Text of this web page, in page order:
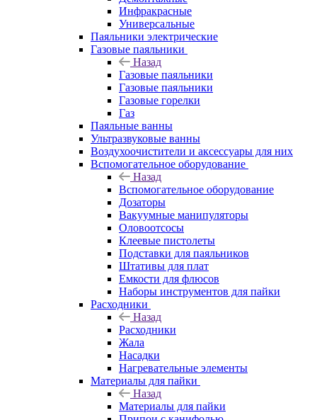
Инфракрасные
Универсальные
Паяльники электрические
Газовые паяльники
Назад
Газовые паяльники
Газовые паяльники
Газовые горелки
Газ
Паяльные ванны
Ультразвуковые ванны
Воздухоочистители и аксессуары для них
Вспомогательное оборудование
Назад
Вспомогательное оборудование
Дозаторы
Вакуумные манипуляторы
Оловоотсосы
Клеевые пистолеты
Подставки для паяльников
Штативы для плат
Емкости для флюсов
Наборы инструментов для пайки
Расходники
Назад
Расходники
Жала
Насадки
Нагревательные элементы
Материалы для пайки
Назад
Материалы для пайки